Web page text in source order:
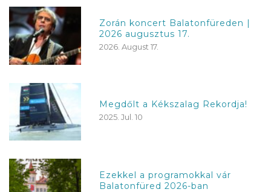
Zorán koncert Balatonfüreden |
2026 augusztus 17.
2026. August 17.
Megdőlt a Kékszalag Rekordja!
2025. Jul. 10
Ezekkel a programokkal vár
Balatonfüred 2026-ban